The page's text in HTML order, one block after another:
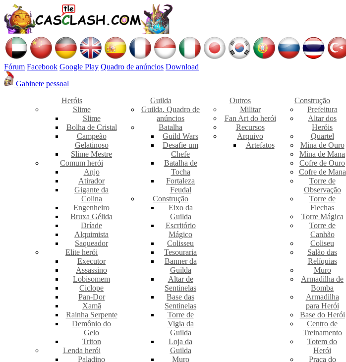
Fórum Facebook Google Play Quadro de anúncios Download
Gabinete pessoal
Heróis
Slime
Slime
Bolha de Cristal
Campeão
Gelatinoso
Slime Mestre
Comum herói
Anjo
Atirador
Gigante da
Colina
Engenheiro
Bruxa Gélida
Dríade
Alquimista
Saqueador
Elite herói
Executor
Assassino
Lobisomem
Ciclope
Pan-Dor
Xamã
Rainha Serpente
Demônio do
Gelo
Triton
Lenda herói
Paladino
Guilda
Guilda. Quadro de
anúncios
Batalha
Guild Wars
Desafie um
Chefe
Batalha de
Tocha
Fortaleza
Feudal
Construção
Eixo da
Guilda
Escritório
Mágico
Colisseu
Tesouraria
Banner da
Guilda
Altar de
Sentinelas
Base das
Sentinelas
Torre de
Vigia da
Guilda
Loja da
Guilda
Muro
Outros
Militar
Fan Art do herói
Recursos
Arquivo
Artefatos
Construção
Prefeitura
Altar dos
Heróis
Quartel
Mina de Ouro
Mina de Mana
Cofre de Ouro
Cofre de Mana
Torre de
Observação
Torre de
Flechas
Torre Mágica
Torre de
Canhão
Coliseu
Salão das
Relíquias
Muro
Armadilha de
Bomba
Armadilha
para Herói
Base do Herói
Centro de
Treinamento
Totem do
Herói
Praça do